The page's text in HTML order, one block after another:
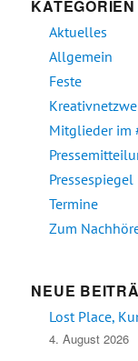
KATEGORIEN
Aktuelles
Allgemein
Feste
Mitglieder im
Pressespiegel
Termine
Zum
NEUE
Lost Place,
4. August 2026